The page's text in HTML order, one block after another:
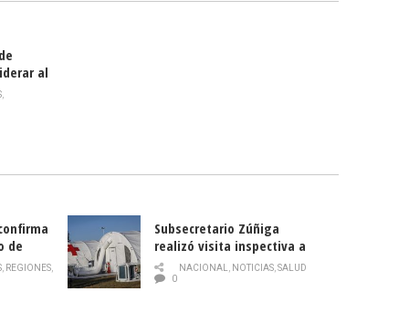
al
,
de
, REGIONES,
Subsecretario Zúñiga
realizó visita inspectiva a
Hospital Modular Sótero del
Río
NACIONAL, NOTICIAS,SALUD
0